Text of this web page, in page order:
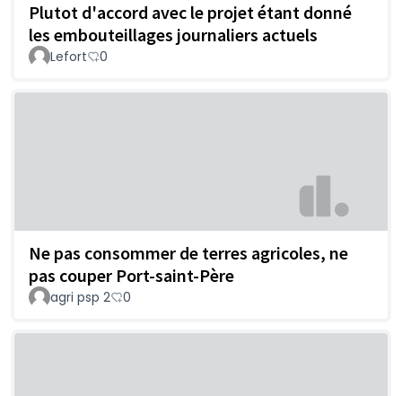
Plutot d'accord avec le projet étant donné
les embouteillages journaliers actuels
Lefort 0
Ne pas consommer de terres agricoles, ne
pas couper Port-saint-Père
agri psp 2 0